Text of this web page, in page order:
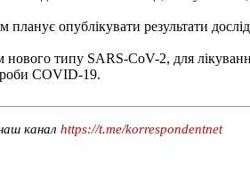
опублікувати результати
типу SARS-CoV-2, для
COVID-19.
канал https://t.me/korrespondentnet